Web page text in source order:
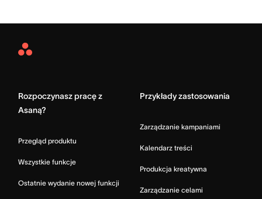
Asana
Rozpoczynasz pracę z
Asaną?
Przegląd produktu
Wszystkie funkcje
Ostatnie wydanie nowej funkcji
Przykłady zastosowania
Zarządzanie kampaniami
Kalendarz treści
Produkcja kreatywna
Zarządzanie celami